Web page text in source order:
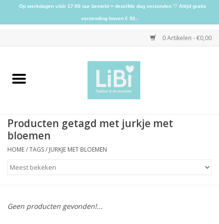
0 Artikelen - €0,00
Home
Kleding
Accessoires
Producten getagd met jurkje met
bloemen
HOME/TAGS/ JURKJE MET BLOEMEN
Geen producten gevonden!...
Op werkdagen vóór 17:00 uur besteld = dezelfde dag verzonden ♡ Altijd gratis
verzending boven € 50,-